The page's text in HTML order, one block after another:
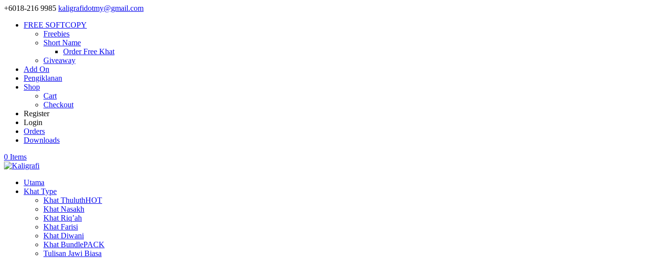
+6018-216 9985 kaligrafidotmy@gmail.com
FREE SOFTCOPY
Freebies
Short Name
Order Free Khat
Giveaway
Add On
Pengiklanan
Shop
Cart
Checkout
Register
Login
Orders
Downloads
0 Items
Utama
Khat Type
Khat ThuluthHOT
Khat Nasakh
Khat Riq’ah
Khat Farisi
Khat Diwani
Khat BundlePACK
Tulisan Jawi Biasa